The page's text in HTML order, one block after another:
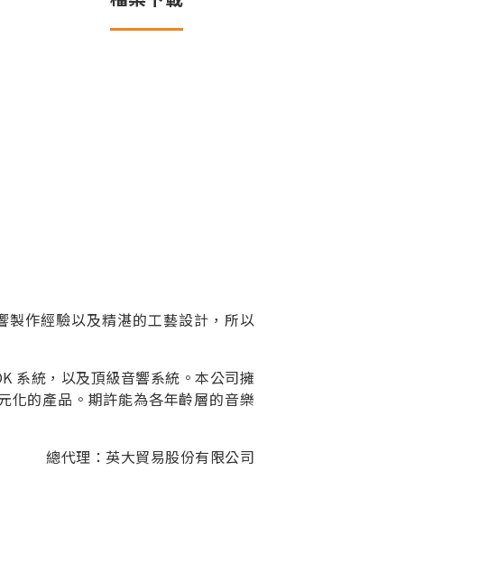
作經驗以及精湛的工藝設計，所以
統，以及頂級音響系統。本公司擁
化的產品。期許能為各年齡層的音樂
總代理：英大貿易股份有限公司